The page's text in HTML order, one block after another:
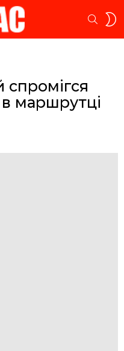
спромігся
маршрутці